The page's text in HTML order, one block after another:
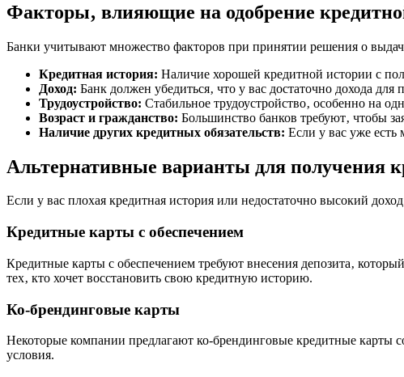
Факторы‚ влияющие на одобрение
Банки учитывают множество факторов при принятии решения о
Кредитная история: Наличие хорошей кредитной истории с
Доход: Банк должен убедиться‚ что у вас достаточно дохода
Трудоустройство: Стабильное трудоустройство‚ особенно на
Возраст и гражданство: Большинство банков требуют‚ чтобы
Наличие других кредитных обязательств: Если у вас уже
Альтернативные варианты для получения
Если у вас плохая кредитная история или недостаточно высокий
Кредитные карты с обеспечением
Кредитные карты с обеспечением требуют внесения депозита‚
тех‚ кто хочет восстановить свою кредитную историю.
Ко-брендинговые карты
Некоторые компании предлагают ко-брендинговые кредитные карты
условия.